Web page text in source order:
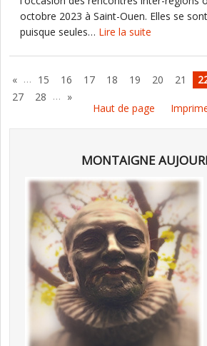
octobre 2023 à Saint-Ouen. Elles se
puisque seules… Lire la suite
« … 15 16 17 18 19 20 21
27
28 … »
Haut de page
MONTAIGNE